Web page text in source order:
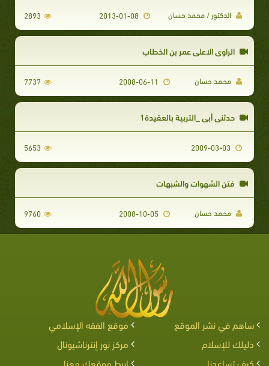
الدكتور / محمد حسان 2893
الراوى الاعلى عمر بن الخطاب
محمد حسان 7737
حدثنى أبي _التربية بالعقيدة1
5653
فتن الشهوات والشبهات
محمد حسان 9760
ساهم في نشر الموقع
موقع الفقه الإسلامي
دليلك للإسلام
مركز نور إنترناشيونال
كيف تساعدنا
اربط موقعك معنا